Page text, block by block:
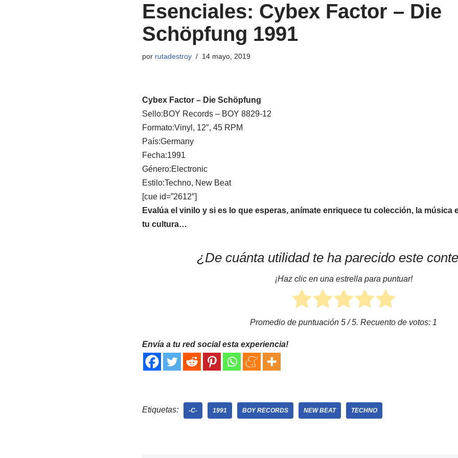
Esenciales: Cybex Factor ‎– Die
Schöpfung 1991
por rutadestroy 14 mayo, 2019
Cybex Factor ‎– Die Schöpfung
Sello:BOY Records ‎– BOY 8829-12
Formato:Vinyl, 12″, 45 RPM
País:Germany
Fecha:1991
Género:Electronic
Estilo:Techno, New Beat
[cue id=”2612″]
Evalúa el vinilo y si es lo que esperas, anímate enriquece tu colección, la música
tu cultura…
¿De cuánta utilidad te ha parecido este
¡Haz clic en una estrella para puntuar!
Promedio de puntuación 5/ 5. Recuento de votos: 1
Envía a tu red social esta experiencia!
Etiquetas: -C- 1991 BOY RECORDS NEW BEAT TECHNO